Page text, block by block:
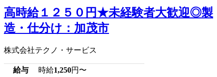
高時給１２５０円★未経験者大歓迎◎製
造・仕分け：加茂市
株式会社テクノ・サービス
給与 時給1,250円〜